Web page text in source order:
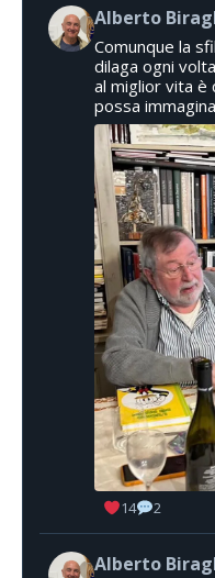
Alberto
Comunque la
dilaga ogni
al miglior vita è
possa
14 2
Alberto